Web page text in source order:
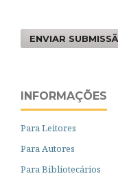
ENVIAR
INFORMAÇÕES
Para Leitores
Para Autores
Para Bibliotecários